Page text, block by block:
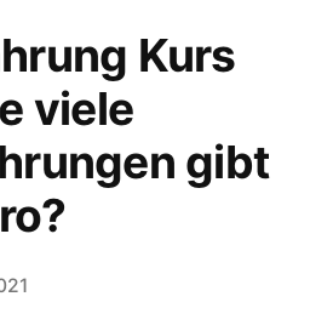
Kurs
viele
gibt